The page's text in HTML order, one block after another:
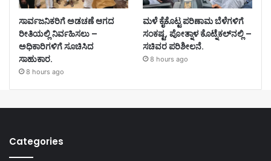
ಸಾರ್ವಜನಿಕರಿಗೆ ಅಡಚಣೆ ಆಗದ
ರೀತಿಯಲ್ಲಿ ನಿರ್ವಹಿಸಲು –
ಅಧಿಕಾರಿಗಳಿಗೆ ಸೂಚಿಸಿದ
ಸಾಹುಕಾರ.
8 hours ago
ಮಳೆ ಕೈಕೊಟ್ಟ ಪರಿಣಾಮ ಬೆಳೆಗಳಿಗೆ
ಸಂಕಷ್ಟ, ಪೋತ್ನಾಳ ಕೊಟ್ನೆಕಲ್‌ನಲ್ಲಿ –
ಸಚಿವರ ಪರಿಶೀಲನೆ.
8 hours ago
Categories